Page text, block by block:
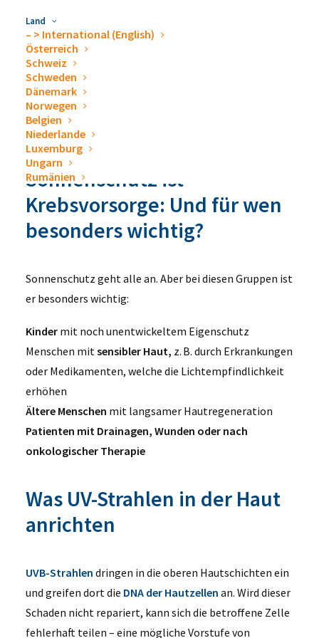
Land
– > International (English)
Österreich
Schweiz
Schweden
Dänemark
Norwegen
Belgien
Niederlande
Luxemburg
Ungarn
Rumänien
besonders für Menschen mit geschwächter
Haut.
Sonnenschutz ist
Krebsvorsorge: Und für wen
besonders wichtig?
Sonnenschutz geht alle an. Aber bei diesen Gruppen ist
er besonders wichtig:
Kinder mit noch unentwickeltem Eigenschutz
Menschen mitsensibler Haut, z. B. durch Erkrankungen
oder Medikamenten, welche die Lichtempfindlichkeit
erhöhen
Ältere Menschen mit langsamer Hautregeneration
Patienten mit Drainagen, Wunden oder nach
onkologischer Therapie
Was UV-Strahlen in der Haut
anrichten
UVB-Strahlen dringen in die oberen Hautschichten ein
und greifen dort die DNA der Hautzellen an. Wird dieser
Schaden nicht repariert, kann sich die betroffene Zelle
fehlerhaft teilen – eine mögliche Vorstufe von